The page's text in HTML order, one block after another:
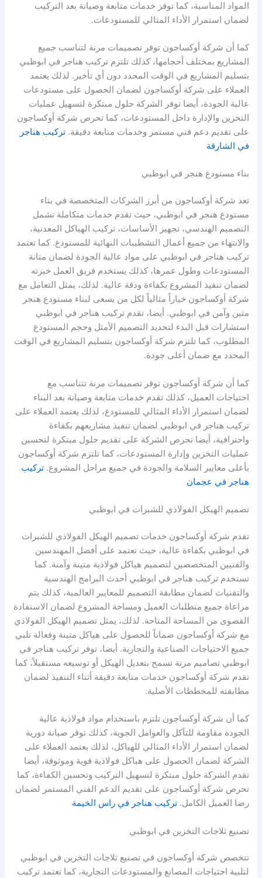
المواد المناسبة، كما توفر خدمات متابعة وصيانة بعد التركيب
لضمان استمرار الأداء المثالي للمستودعات.
كما أن شركة أوكساجون توفر تصميمات مرنة لتناسب جميع
المشاريع بمختلف أحجامها، كذلك تلتزم تركيب هناجر في ابوظبي
بتسليم المشاريع في الوقت المحدد دون أي تأخير. لذلك يعتمد
العملاء على شركة أوكساجون لضمان الحصول على مستودعات
عالية الجودة، أيضا توفر الشركة حلول مبتكرة لتسهيل عمليات
التخزين والإدارة داخل المستودعات، كما تحرص شركة أوكساجون
على تقديم دعم فني مستمر وخدمات متابعة دقيقة.تركيب هناجر
في الشارقة
بناء مستودع هنجر في ابوظبي
تعد شركة أوكساجون من أبرز الشركات المتخصصة في بناء
مستودع هنجر في ابوظبي، حيث تقدم خدمات متكاملة تشمل
التصميم الهندسي، تجهيز الأساسات، تركيب الهياكل المعدنية،
والانتهاء من جميع أعمال التشطيبات النهائية للمستودع. كما تعتمد
تركيب هناجر في ابوظبي على مواد عالية الجودة لضمان متانة
المستودعات وطول عمرها، كذلك يستخدم فريق العمل خبرته
لضمان تنفيذ المشروع بكفاءة ودقة عالية. لذلك، يمثل التعامل مع
شركة أوكساجون خياراً مثالياً لكل من يسعى لبناء مستودع هنجر
متين وآمن في ابوظبي. أيضا، تقدم تركيب هناجر في ابوظبي
استشارات قبل البدء لتحديد التصميم الأمثل وحجم المستودع
المطلوب، كما تلتزم شركة أوكساجون بتسليم المشاريع في الوقت
المحدد مع ضمان أعلى جودة.
كما أن شركة أوكساجون توفر تصميمات مرنة تتناسب مع
احتياجات العميل، كذلك تقدم خدمات متابعة وصيانة بعد البناء
لضمان استمرار الأداء المثالي للمستودع، لذلك يعتمد العملاء على
تركيب هناجر في ابوظبي لضمان تنفيذ مشاريعهم بكفاءة
واحترافية، أيضا تحرص الشركة على تقديم حلول مبتكرة لتحسين
عمليات التخزين وإدارة المستودعات، كما تلتزم شركة أوكساجون
بأعلى معايير السلامة والجودة في جميع مراحل المشروع.تركيب
هناجر في عجمان
تصميم الهيكل الفولاذي للشبرات في ابوظبي
تقدم شركة أوكساجون خدمات تصميم الهيكل الفولاذي للشبرات
في ابوظبي بكفاءة عالية، حيث تعتمد على أفضل المهندسين
والفنيين المتخصصين لتصميم هياكل فولاذية متينة وآمنة. كما
تستخدم تركيب هناجر في ابوظبي أحدث البرامج الهندسية
والتقنيات لضمان مطابقة التصميم للمعايير العالمية، كذلك يتم
مراعاة جميع متطلبات العميل ومساحة المشروع لضمان الاستفادة
القصوى من المساحة المتاحة. لذلك، يمثل تصميم الهيكل الفولاذي
مع شركة أوكساجون ضماناً للحصول على هياكل متينة وفعالة تلبي
جميع الاحتياجات الصناعية والتجارية. أيضا، توفر تركيب هناجر في
ابوظبي تصاميم مرنة تسمح بتعديل الهيكل أو توسيعه مستقبلاً، كما
تقدم شركة أوكساجون خدمات متابعة دقيقة أثناء التنفيذ لضمان
مطابقته للمخططات الأصلية.
كما أن شركة أوكساجون تلتزم باستخدام مواد فولاذية عالية
الجودة مقاومة للتآكل والعوامل الجوية، كذلك توفر صيانة دورية
لضمان استمرار الأداء المثالي للهياكل، لذلك يعتمد العملاء على
الشركة لضمان الحصول على هياكل فولاذية قوية وموثوقة، أيضا
تقدم الشركة حلول مبتكرة لتسهيل التركيب وتحسين الكفاءة، كما
تحرص شركة أوكساجون على تقديم الدعم الفني المستمر لضمان
رضا العميل الكامل.تركيب هناجر في راس الخيمة
تصنيع ثلاجات التخزين في ابوظبي
تتخصص شركة أوكساجون في تصنيع ثلاجات التخزين في ابوظبي
لتلبية احتياجات المصانع والمستودعات التجارية، كما تعتمد تركيب